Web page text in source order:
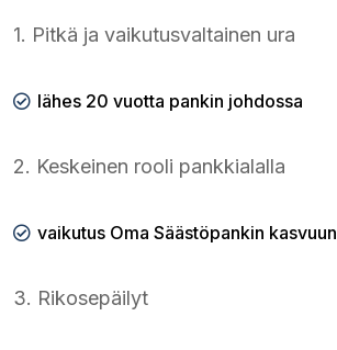
1. Pitkä ja vaikutusvaltainen ura
lähes 20 vuotta pankin johdossa
2. Keskeinen rooli pankkialalla
vaikutus Oma Säästöpankin kasvuun
3. Rikosepäilyt